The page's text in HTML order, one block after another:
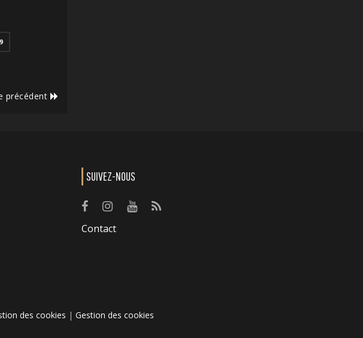
précédent
SUIVEZ-NOUS
Contact
des cookies | Gestion des cookies